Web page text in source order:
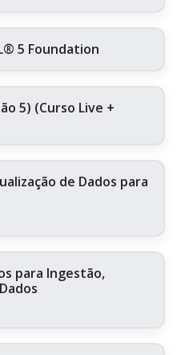
5 Foundation
5) (Curso Live +
de Dados para
para Ingestão,